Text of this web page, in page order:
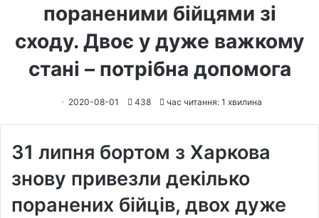
пораненими бійцями зі
сходу. Двоє у дуже важкому
стані – потрібна допомога
2020-08-01 438 час читання: 1 хвилина
31 липня бортом з Харкова
знову привезли декілько
поранених бійців, двох дуже